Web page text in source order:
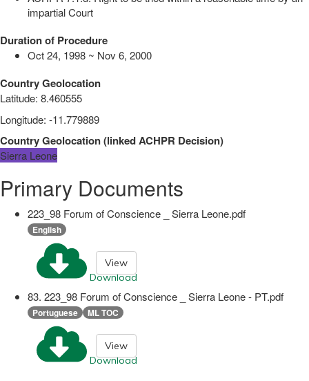
impartial Court
Duration of Procedure
Oct 24, 1998 ~ Nov 6, 2000
Country Geolocation
Latitude: 8.460555
Longitude: -11.779889
Country Geolocation(linkedACHPR Decision)
Sierra Leone
Primary Documents
223_98 Forum of Conscience _ Sierra Leone.pdf
English
Download
View
83. 223_98 Forum of Conscience _ Sierra Leone - PT.pdf
Portuguese ML TOC
Download
View